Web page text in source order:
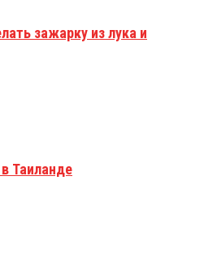
зажарку из лука и
Таиланде